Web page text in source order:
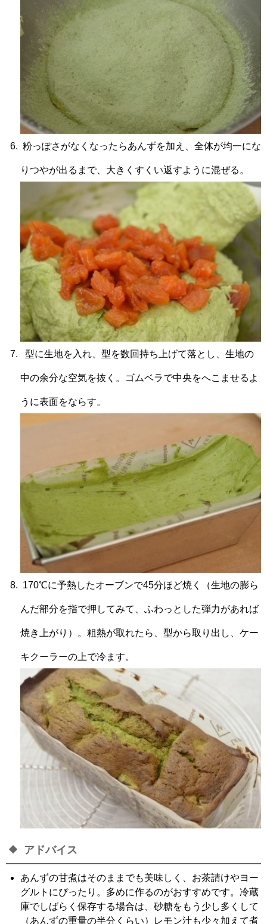
粉っぽさがなくなったらあんずを加え、全体が均一にな
りつやが出るまで、大きくすくい返すように混ぜる。
型に生地を入れ、型を数回持ち上げて落とし、生地の
中の余分な空気を抜く。ゴムベラで中央をへこませるよ
うに表面をならす。
170℃に予熱したオーブンで45分ほど焼く（生地の膨ら
んだ部分を指で押してみて、ふわっとした弾力があれば
焼き上がり）。粗熱が取れたら、型から取り出し、ケー
キクーラーの上で冷ます。
アドバイス
あんずの甘煮はそのままでも美味しく、お茶請けやヨー
グルトにぴったり。多めに作るのがおすすめです。冷蔵
庫でしばらく保存する場合は、砂糖をもう少し多くして
（あんずの重量の半分くらい）レモン汁も少々加えて煮